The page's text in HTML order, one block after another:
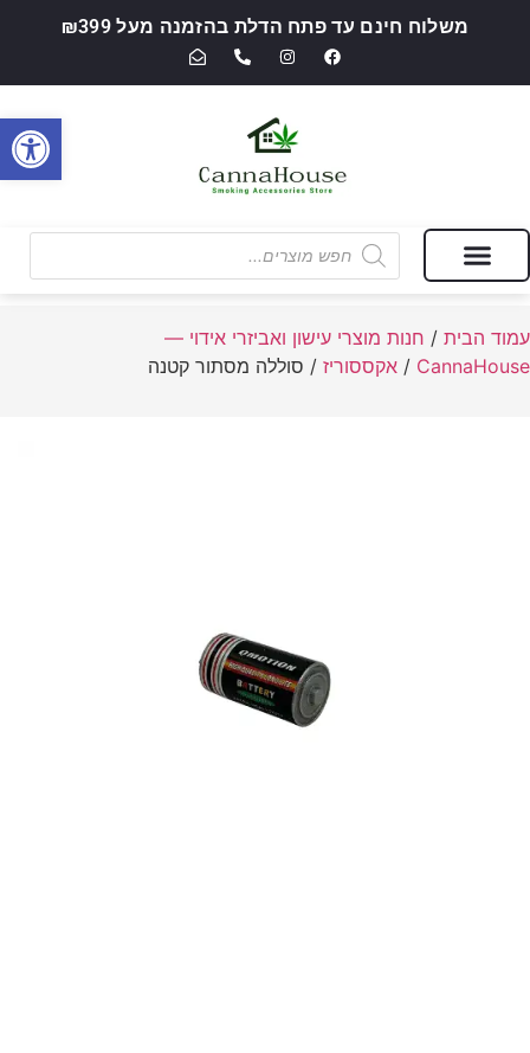
משלוח חינם עד פתח הדלת בהזמנה מעל ₪399
עמוד הבית / חנות מוצרי עישון ואביזרי אידוי —
CannaHouse
/ אקססוריז / סוללה מסתור קטנה
פתח